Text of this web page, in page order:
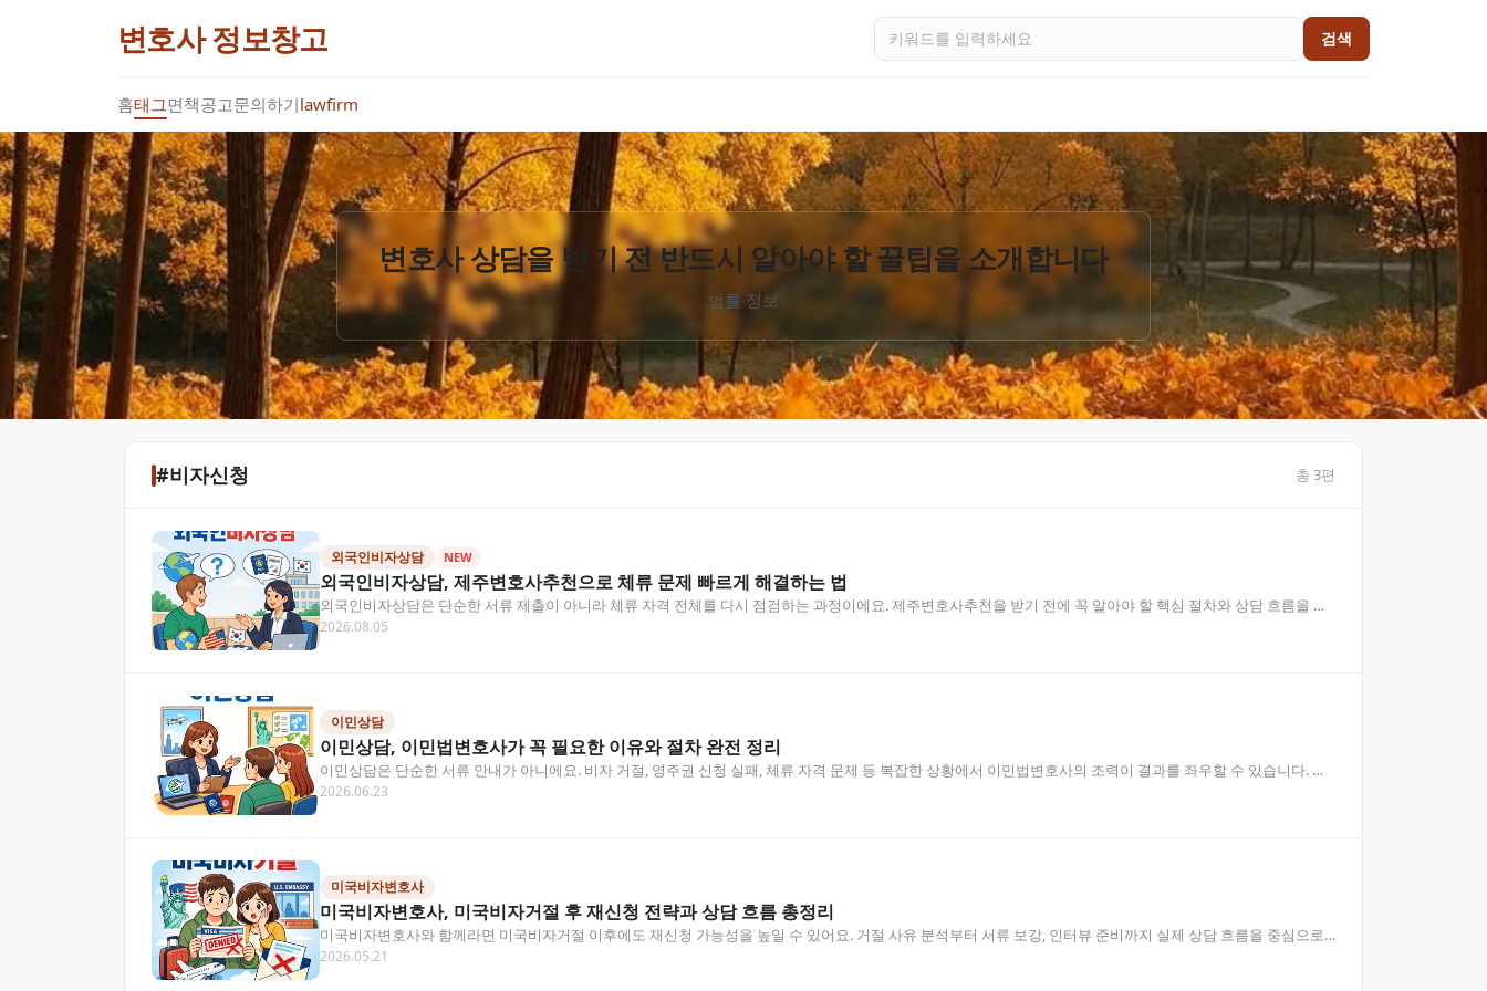
변호사 정보창고 검색
홈태그면책공고문의하기lawfirm
변호사 상담을 받기 전 반드시 알아야 할 꿀팁을 소개합니다
법률 정보
#비자신청 총 3편
외국인비자상담 NEW
외국인비자상담, 제주변호사추천으로 체류 문제 빠르게 해결하는 법
외국인비자상담은 단순한 서류 제출이 아니라 체류 자격 전체를 다시 점검하는 과정이에요. 제주변호사추천을 받기 전에 꼭 알아야 할 핵심 절차와 상담 흐름을 정
리했어요. 목차 외국인비…
2026.08.05
이민상담
이민상담, 이민법변호사가 꼭 필요한 이유와 절차 완전 정리
이민상담은 단순한 서류 안내가 아니에요. 비자 거절, 영주권 신청 실패, 체류 자격 문제 등 복잡한 상황에서 이민법변호사의 조력이 결과를 좌우할 수 있습니다. 이
글에서 핵심 절차…
2026.06.23
미국비자변호사
미국비자변호사, 미국비자거절 후 재신청 전략과 상담 흐름 총정리
미국비자변호사와 함께라면 미국비자거절 이후에도 재신청 가능성을 높일 수 있어요. 거절 사유 분석부터 서류 보강, 인터뷰 준비까지 실제 상담 흐름을 중심으로
정리했습니다. 목차 미국…
2026.05.21